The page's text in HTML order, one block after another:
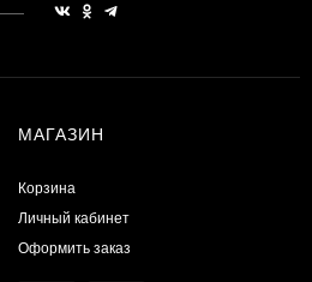
МАГАЗИН
Корзина
Личный кабинет
Оформить заказ